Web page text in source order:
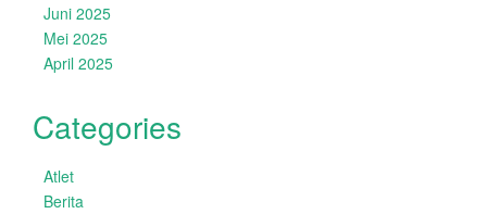
Juni 2025
Mei 2025
April 2025
Categories
Atlet
Berita